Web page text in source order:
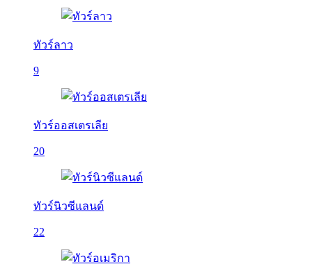
ทัวร์ลาว
9
ทัวร์ออสเตรเลีย
20
ทัวร์นิวซีแลนด์
22